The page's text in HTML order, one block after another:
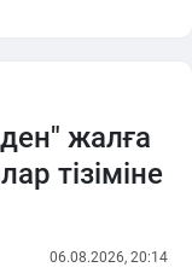
жалға
тізіміне
06.08.2026, 20:14